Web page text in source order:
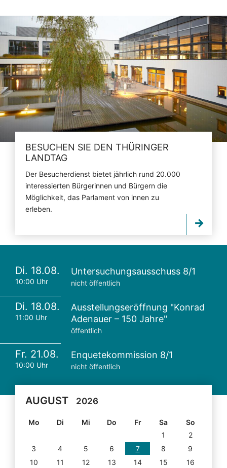
BESUCHEN SIE DEN THÜRINGER
LANDTAG
Der Besucherdienst bietet jährlich rund 20.000
interessierten Bürgerinnen und Bürgern die
Möglichkeit, das Parlament von innen zu
erleben.
Di. 18.08.
10:00 Uhr
Untersuchungsausschuss 8/1
nicht öffentlich
Di. 18.08.
11:00 Uhr
Ausstellungseröffnung "Konrad
Adenauer – 150 Jahre"
öffentlich
Fr. 21.08.
10:00 Uhr
Enquetekommission 8/1
nicht öffentlich
AUGUST 2026
Mo Di Mi Do Fr Sa
So
1
2
3
4 5 6 7 8
9
10
11 12 13 14 15
16